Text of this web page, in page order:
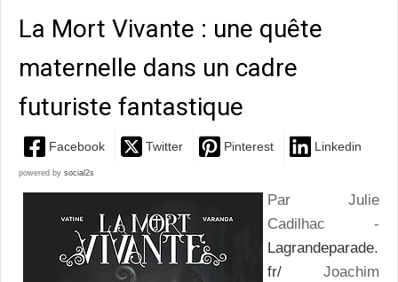
La Mort Vivante : une quête
maternelle dans un cadre
futuriste fantastique
Facebook Twitter Pinterest Linkedin
powered by social2s
Par Julie
Cadilhac -
Lagrandeparade.
fr/ Joachim